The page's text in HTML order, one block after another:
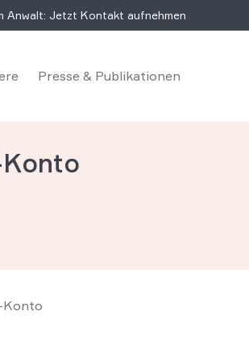
Anwalt: Jetzt Kontakt aufnehmen
Presse & Publikationen
Konto